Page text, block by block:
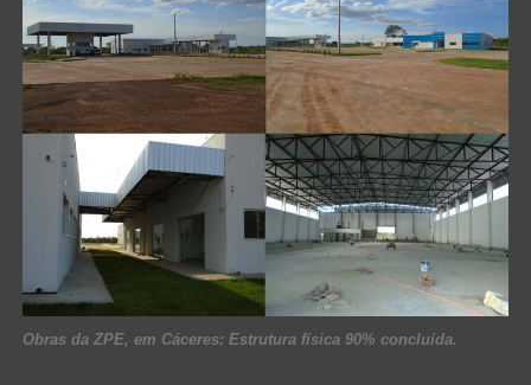
Obras da ZPE, em Cáceres: Estrutura física 90% concluída.